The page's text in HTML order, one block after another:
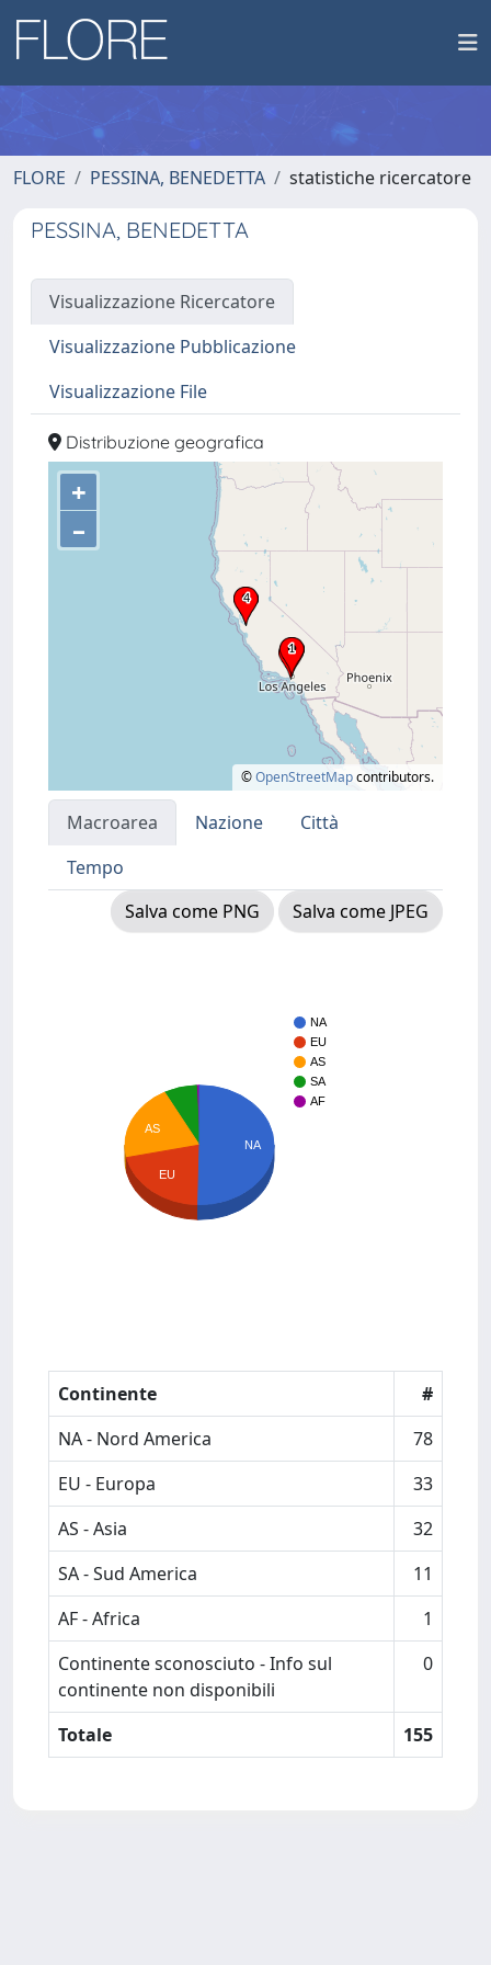
FLORE PESSINA, BENEDETTA statistiche ricercatore
PESSINA, BENEDETTA
Visualizzazione Ricercatore
Visualizzazione Pubblicazione
Visualizzazione File
Distribuzione geografica
+
–
©OpenStreetMapcontributors.
Macroarea Nazione
Città
Tempo
Salva come PNG
Salva come JPEG
NA
EU
AS
SA
AF
AS
EU
NA
Continente
#
NA - Nord America
78
EU - Europa
33
AS - Asia
32
SA - Sud America
11
AF - Africa
1
Continente sconosciuto - Info sul
continente non disponibili
0
Totale 155